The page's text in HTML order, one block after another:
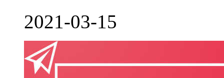
2021-03-15